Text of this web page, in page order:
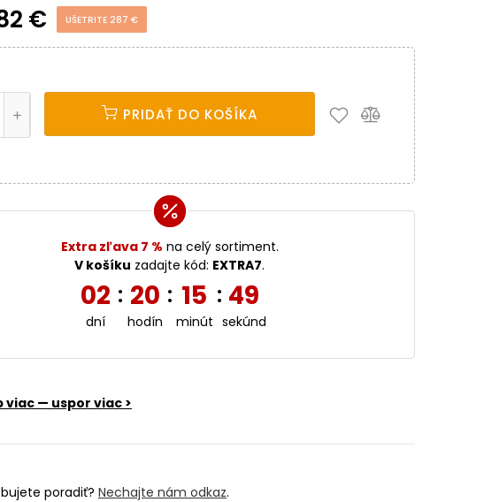
€ UŠETRITE 287 €
PRIDAŤ DO KOŠÍKA
Extra zľava 7 % na celý sortiment.
V košíku zadajte kód: EXTRA7.
02
dní
: 20
hodín
: 15
minút
: 47
sekúnd
viac — uspor viac >
poradiť? Nechajte nám odkaz.